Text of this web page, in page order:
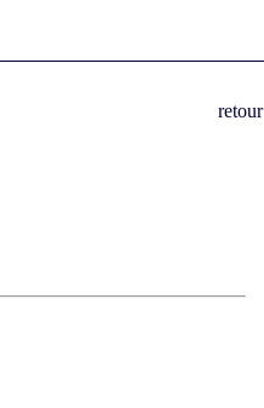
retour